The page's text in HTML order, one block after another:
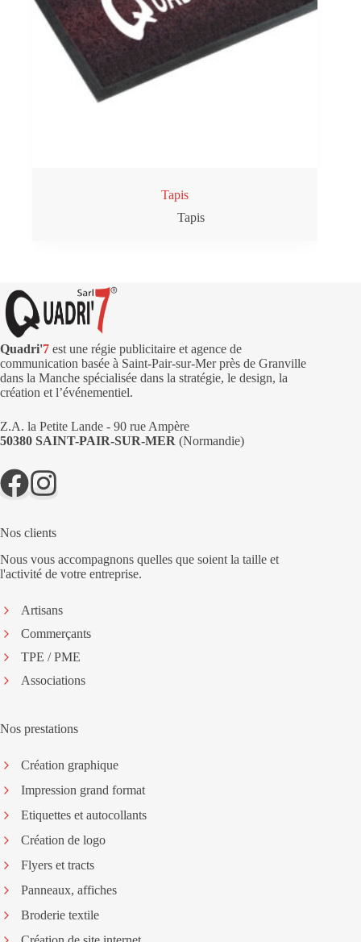
Tapis
Tapis
Quadri'7 est une régie publicitaire et agence de
communication basée à Saint-Pair-sur-Mer près de Granville
dans la Manche spécialisée dans la stratégie, le design, la
création et l’événementiel.
Z.A. la Petite Lande - 90 rue Ampère
50380 SAINT-PAIR-SUR-MER (Normandie)
Nos clients
Nous vous accompagnons quelles que soient la taille et
l'activité de votre entreprise.
Artisans
Commerçants
TPE / PME
Associations
Nos prestations
Création graphique
Impression grand format
Etiquettes et autocollants
Création de logo
Flyers et tracts
Panneaux, affiches
Broderie textile